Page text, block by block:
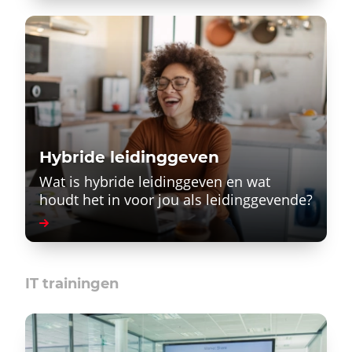
Hybride leidinggeven
Wat is hybride leidinggeven en wat
houdt het in voor jou als leidinggevende?
IT trainingen